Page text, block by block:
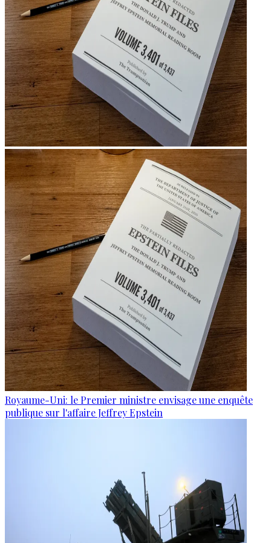
Royaume-Uni: le Premier ministre envisage une enquête
publique sur l'affaire Jeffrey Epstein